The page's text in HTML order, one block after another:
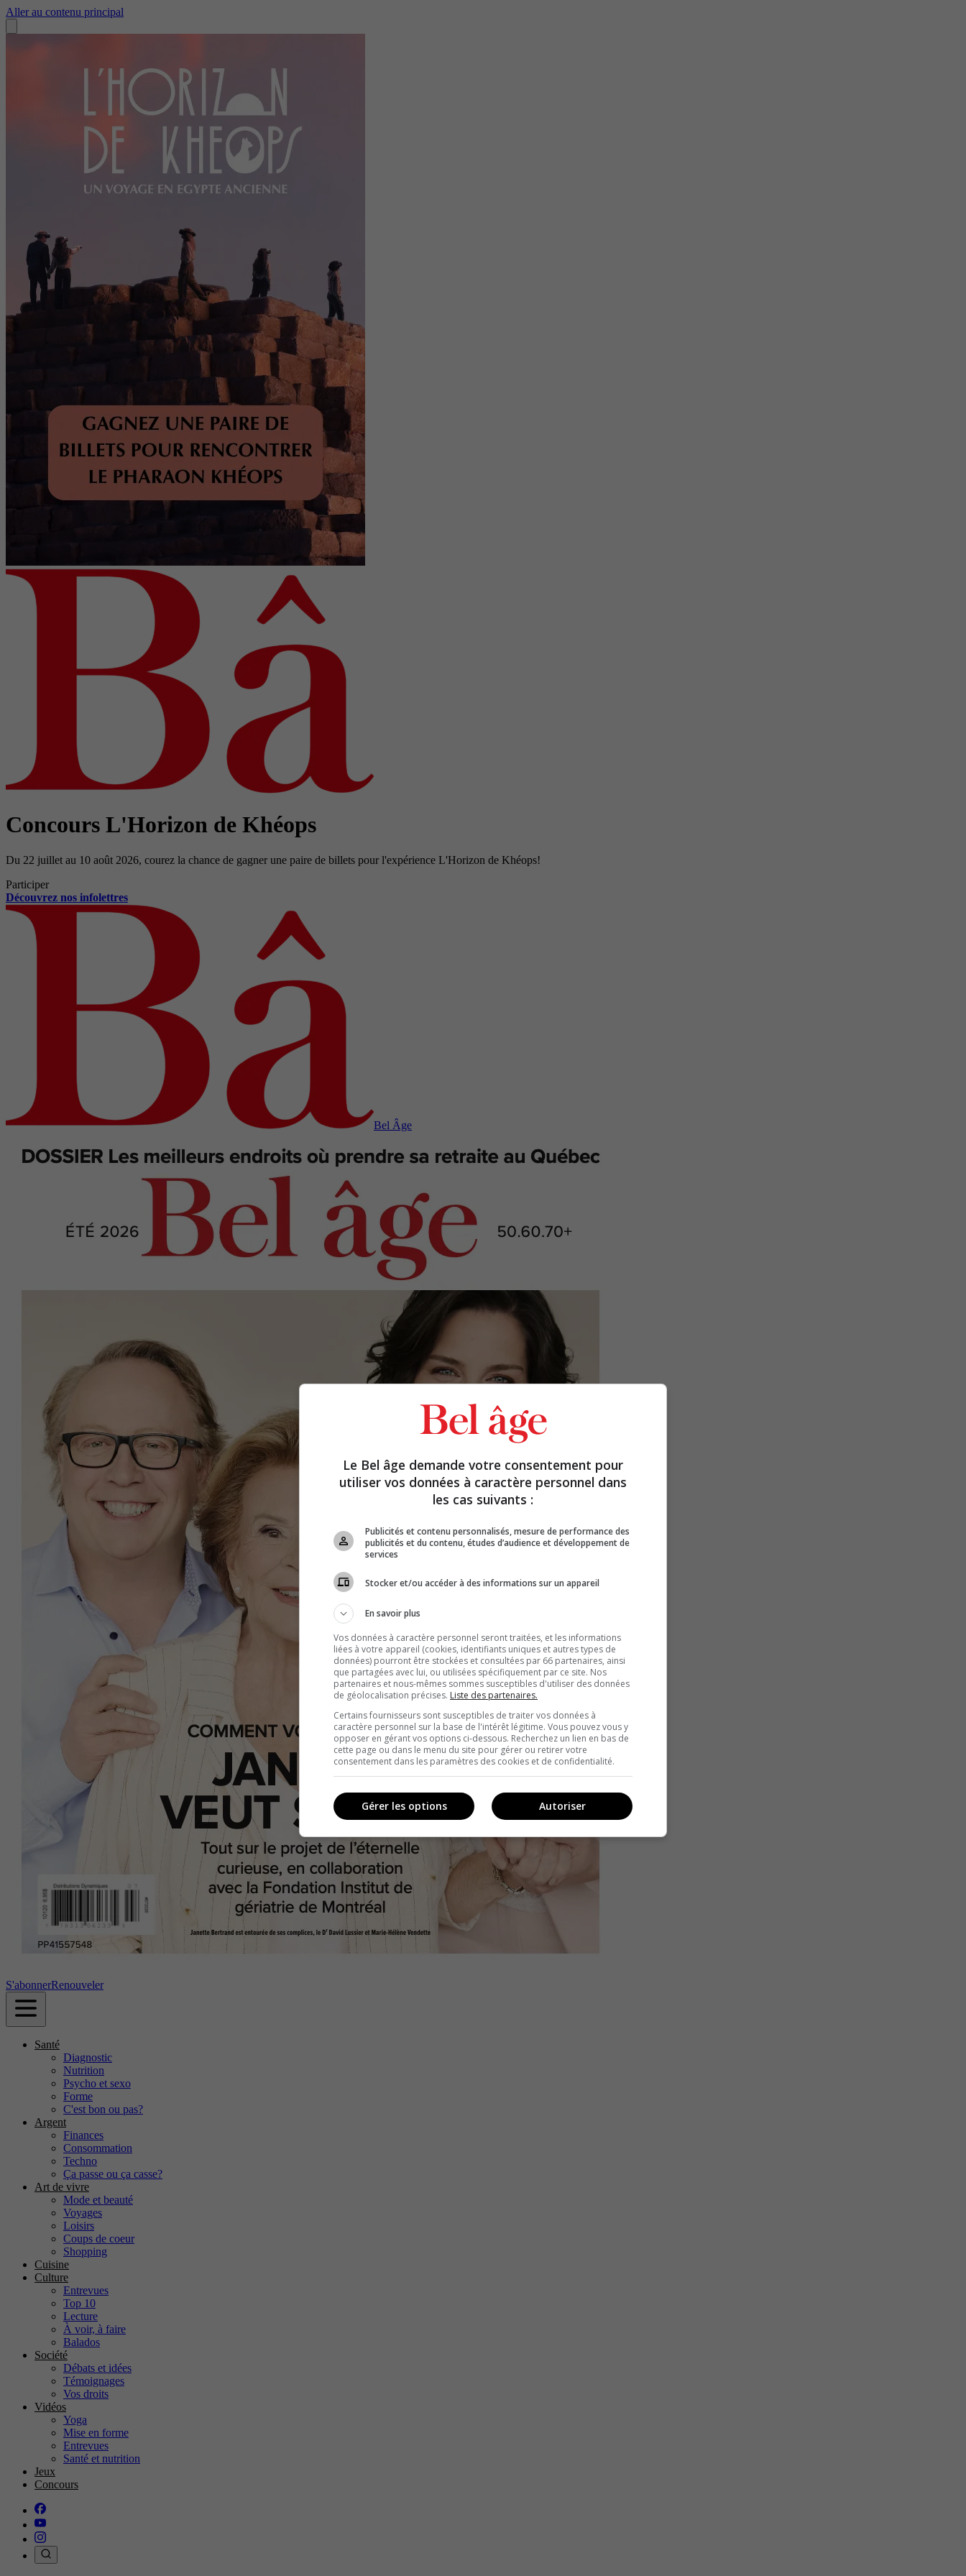
Aller au contenu principal
Concours L'Horizon de Khéops
Du 22 juillet au 10 août 2026, courez la chance de gagner une paire de billets pour l'expérience L'Horizon de Khéops!
Participer
Découvrez nos infolettres
Bel Âge
S'abonnerRenouveler
Santé
Diagnostic
Nutrition
Psycho et sexo
Forme
C'est bon ou pas?
Argent
Finances
Consommation
Techno
Ça passe ou ça casse?
Art de vivre
Mode et beauté
Voyages
Loisirs
Coups de coeur
Shopping
Cuisine
Culture
Entrevues
Top 10
Lecture
À voir, à faire
Balados
Société
Débats et idées
Témoignages
Vos droits
Vidéos
Yoga
Mise en forme
Entrevues
Santé et nutrition
Jeux
Concours
Le Bel âge demande votre consentement pour
utiliser vos données à caractère personnel dans
les cas suivants :
Publicités et contenu personnalisés, mesure de performance des
publicités et du contenu, études d’audience et développement de
services
Stocker et/ou accéder à des informations sur un appareil
En savoir plus
Vos données à caractère personnel seront traitées, et les informations
liées à votre appareil (cookies, identifiants uniques et autres types de
données) pourront être stockées et consultées par 66 partenaires, ainsi
que partagées avec lui, ou utilisées spécifiquement par ce site. Nos
partenaires et nous-mêmes sommes susceptibles d'utiliser des données
de géolocalisation précises. Liste des partenaires.
Certains fournisseurs sont susceptibles de traiter vos données à
caractère personnel sur la base de l'intérêt légitime. Vous pouvez vous y
opposer en gérant vos options ci-dessous. Recherchez un lien en bas de
cette page ou dans le menu du site pour gérer ou retirer votre
consentement dans les paramètres des cookies et de confidentialité.
Autoriser
Gérer les options